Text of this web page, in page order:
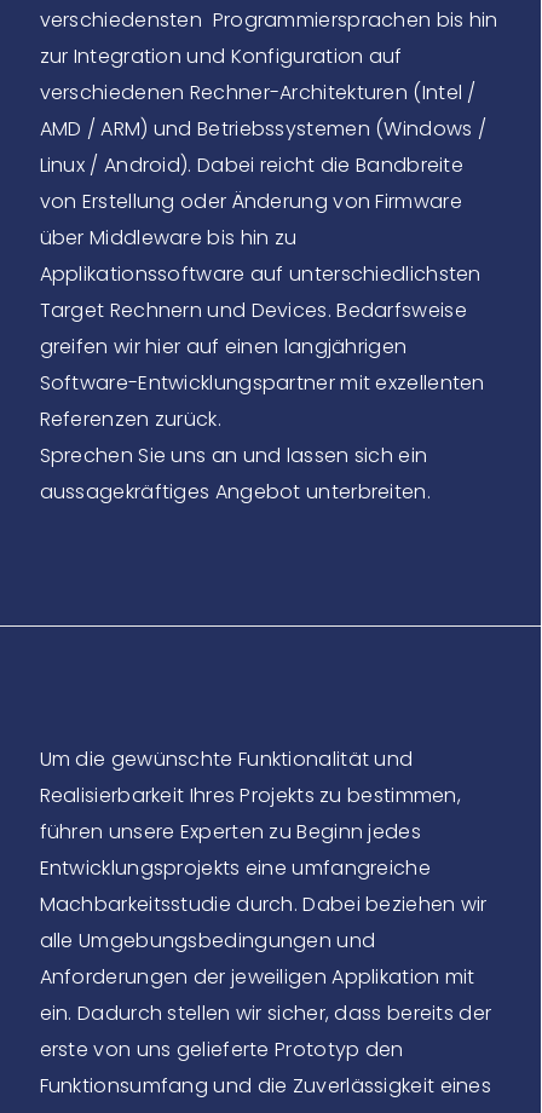
verschiedensten Programmiersprachen bis hin
zur Integration und Konfiguration auf
verschiedenen Rechner-Architekturen (Intel /
AMD / ARM) und Betriebssystemen (Windows /
Linux / Android). Dabei reicht die Bandbreite
von Erstellung oder Änderung von Firmware
über Middleware bis hin zu
Applikationssoftware auf unterschiedlichsten
Target Rechnern und Devices. Bedarfsweise
greifen wir hier auf einen langjährigen
Software-Entwicklungspartner mit exzellenten
Referenzen zurück.
Sprechen Sie uns an und lassen sich ein
aussagekräftiges Angebot unterbreiten.
Um die gewünschte Funktionalität und
Realisierbarkeit Ihres Projekts zu bestimmen,
führen unsere Experten zu Beginn jedes
Entwicklungsprojekts eine umfangreiche
Machbarkeitsstudie durch. Dabei beziehen wir
alle Umgebungsbedingungen und
Anforderungen der jeweiligen Applikation mit
ein. Dadurch stellen wir sicher, dass bereits der
erste von uns gelieferte Prototyp den
Funktionsumfang und die Zuverlässigkeit eines